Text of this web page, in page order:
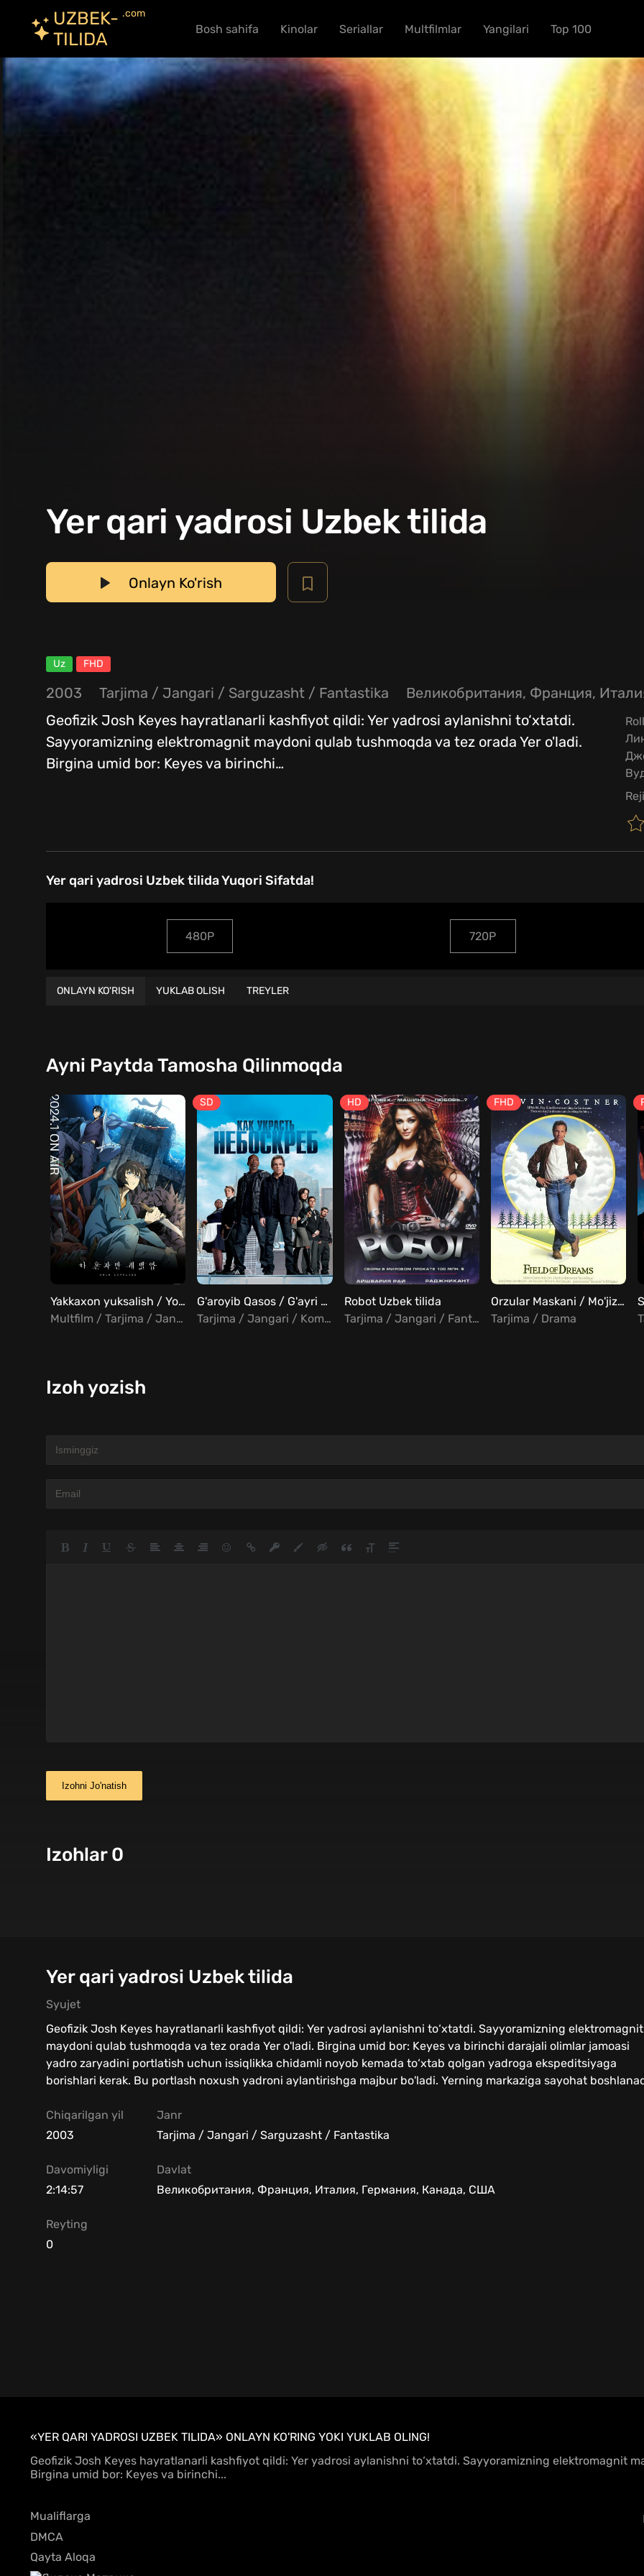
UZBEK-
TILIDA
.com
Bosh sahifa Kinolar Seriallar Multfilmlar Yangilari Top 100
Yer qari yadrosi Uzbek tilida
Onlayn Ko'rish
Uz FHD
2003 Tarjima / Jangari / Sarguzasht / Fantastika
Великобритания, Франция,
Geofizik Josh Keyes hayratlanarli kashfiyot qildi: Yer yadrosi aylanishni to‘xtatdi.
Sayyoramizning elektromagnit maydoni qulab tushmoqda va tez orada Yer o'ladi.
Birgina umid bor: Keyes va birinchi…
Yer qari yadrosi Uzbek tilida Yuqori Sifatda!
480P 720P
ONLAYN KO'RISH YUKLAB OLISH TREYLER
Ayni Paytda Tamosha Qilinmoqda
Yakkaxon yuksalish / Yolg'iz yuksalish / Yakka darajaga chiqish barcha qismlar Uzbek tilida
Multfilm / Tarjima / Jangari
SD
G'aroyib Qasos / G'ayri oddiy o'g'irlik Uzbek tilida
Tarjima / Jangari / Komediya
HD
Robot Uzbek tilida
Tarjima / Jangari / Fantastika / Hind
FHD
Orzular Maskani / Mo'jizalar maydoni Uzbek Tilida
Tarjima / Drama
Izoh yozish
Izohni Jo'natish
Izohlar 0
Yer qari yadrosi Uzbek tilida
Syujet
Geofizik Josh Keyes hayratlanarli kashfiyot qildi: Yer yadrosi aylanishni to‘xtatdi. Sayyoramizning elektromagnit
maydoni qulab tushmoqda va tez orada Yer o'ladi. Birgina umid bor: Keyes va birinchi darajali olimlar jamoasi
yadro zaryadini portlatish uchun issiqlikka chidamli noyob kemada to‘xtab qolgan yadroga ekspeditsiyaga
borishlari kerak. Bu portlash noxush yadroni aylantirishga majbur bo'ladi. Yerning markaziga sayohat
Chiqarilgan yil
2003
Janr
Tarjima / Jangari / Sarguzasht / Fantastika
Davomiyligi
2:14:57
Davlat
Великобритания, Франция, Италия, Германия, Канада, США
Reyting
0
«YER QARI YADROSI UZBEK TILIDA» ONLAYN KO'RING YOKI YUKLAB OLING!
Geofizik Josh Keyes hayratlanarli kashfiyot qildi: Yer yadrosi aylanishni to‘xtatdi. Sayyoramizning elektromagnit
Birgina umid bor: Keyes va birinchi...
Mualiflarga
DMCA
Qayta Aloqa